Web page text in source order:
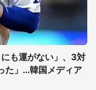
にも運がない」、3対
た」...韓国メディア